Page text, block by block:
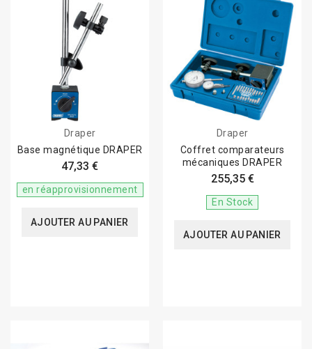
Draper
Base magnétique DRAPER
47,33 €
en réapprovisionnement
AJOUTER AU PANIER
Draper
Coffret comparateurs
mécaniques DRAPER
255,35 €
En Stock
AJOUTER AU PANIER